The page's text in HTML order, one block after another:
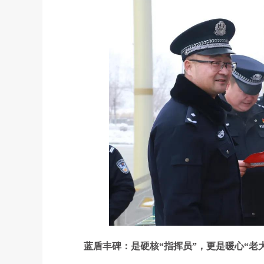
蓝盾丰碑：是硬核“指挥员”，更是暖心“老